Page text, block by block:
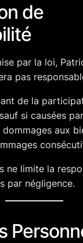
de
par la loi,
pas
de la
si causées
aux
ne limite la
par négligence.